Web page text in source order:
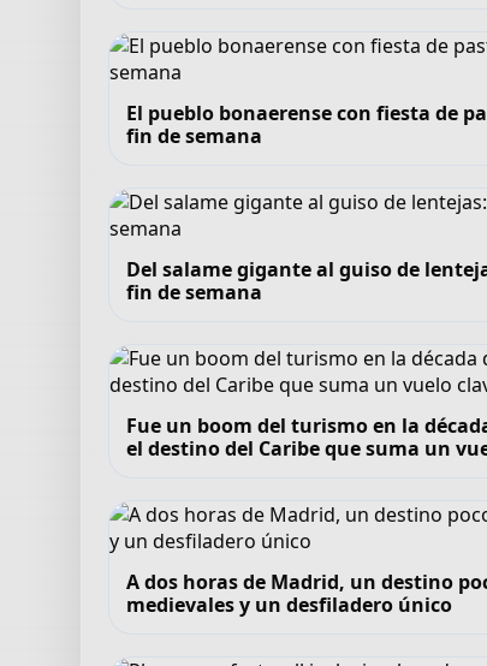
El pueblo bonaerense con fiesta de
fin de semana
Del salame gigante al guiso de
fin de semana
Fue un boom del turismo en la
el destino del Caribe que suma un
A dos horas de Madrid, un destino
medievales y un desfiladero único